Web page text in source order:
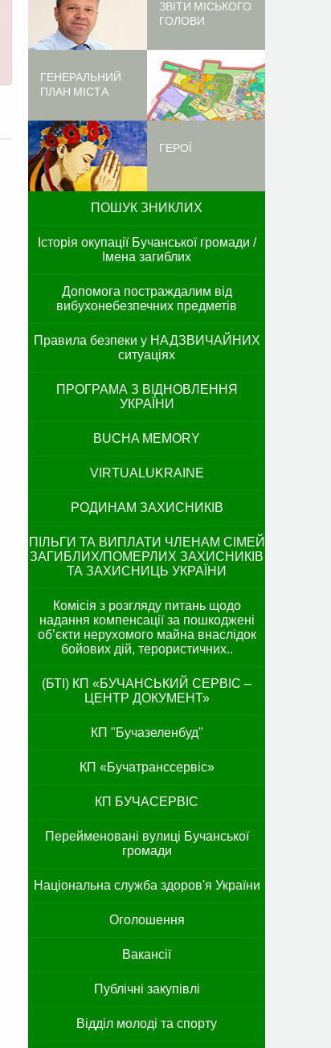
ЗВІТИ МІСЬКОГО
ГОЛОВИ
ГЕНЕРАЛЬНИЙ
ПЛАН МІСТА
ГЕРОЇ
ПОШУК ЗНИКЛИХ
Історія окупації Бучанської громади /
Імена загиблих
Допомога постраждалим від
вибухонебезпечних предметів
Правила безпеки у НАДЗВИЧАЙНИХ
ситуаціях
ПРОГРАМА З ВІДНОВЛЕННЯ
УКРАЇНИ
BUCHA MEMORY
VIRTUALUKRAINE
РОДИНАМ ЗАХИСНИКІВ
ПІЛЬГИ ТА ВИПЛАТИ ЧЛЕНАМ СІМЕЙ
ЗАГИБЛИХ/ПОМЕРЛИХ ЗАХИСНИКІВ
ТА ЗАХИСНИЦЬ УКРАЇНИ
Комісія з розгляду питань щодо
надання компенсації за пошкоджені
об’єкти нерухомого майна внаслідок
бойових дій, терористичних..
(БТІ) КП «БУЧАНСЬКИЙ СЕРВІС –
ЦЕНТР ДОКУМЕНТ»
КП "Бучазеленбуд"
КП «Бучатранссервіс»
КП БУЧАСЕРВІС
Перейменовані вулиці Бучанської
громади
Національна служба здоров'я України
Оголошення
Вакансії
Публічні закупівлі
Відділ молоді та спорту